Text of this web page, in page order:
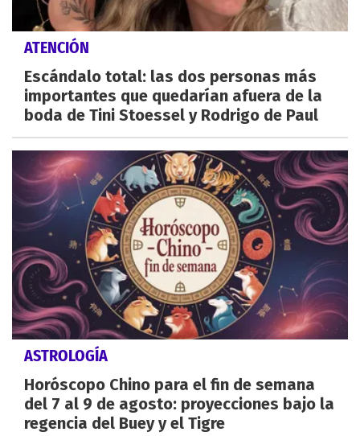
ATENCIÓN
Escándalo total: las dos personas más
importantes que quedarían afuera de la
boda de Tini Stoessel y Rodrigo de Paul
ASTROLOGÍA
Horóscopo Chino para el fin de semana
del 7 al 9 de agosto: proyecciones bajo la
regencia del Buey y el Tigre